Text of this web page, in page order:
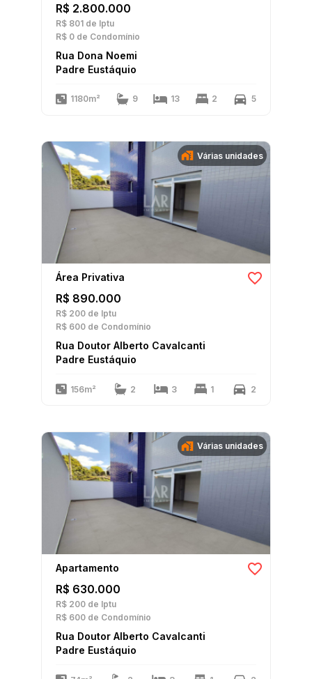
R$ 2.800.000
R$ 801 de Iptu
R$ 0 de Condomínio
Rua Dona Noemi
Padre Eustáquio
1180m² 9 13 2 5
Várias unidades
Área Privativa
R$ 890.000
R$ 200 de Iptu
R$ 600 de Condomínio
Rua Doutor Alberto Cavalcanti
Padre Eustáquio
156m² 2 3 1 2
Várias unidades
Apartamento
R$ 630.000
R$ 200 de Iptu
R$ 600 de Condomínio
Rua Doutor Alberto Cavalcanti
Padre Eustáquio